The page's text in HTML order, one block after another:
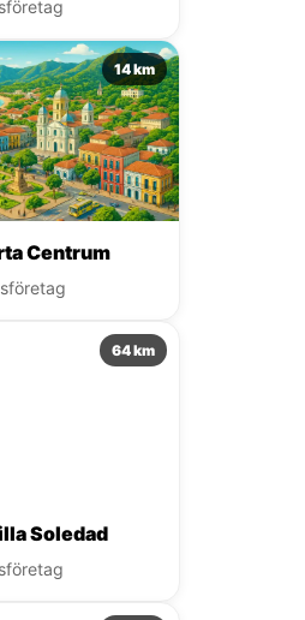
14 km
Centrum
64 km
Soledad